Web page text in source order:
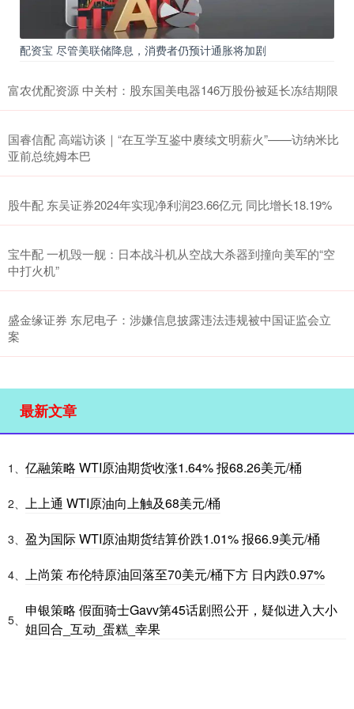
配资宝 尽管美联储降息，消费者仍预计通胀将加剧
富农优配资源 中关村：股东国美电器146万股份被延长冻结期限
国睿信配 高端访谈｜“在互学互鉴中赓续文明薪火”——访纳米比
亚前总统姆本巴
股牛配 东吴证券2024年实现净利润23.66亿元 同比增长18.19%
宝牛配 一机毁一舰：日本战斗机从空战大杀器到撞向美军的“空
中打火机”
盛金缘证券 东尼电子：涉嫌信息披露违法违规被中国证监会立
案
最新文章
1、 亿融策略 WTI原油期货收涨1.64% 报68.26美元/桶
2、 上上通 WTI原油向上触及68美元/桶
3、 盈为国际 WTI原油期货结算价跌1.01% 报66.9美元/桶
4、 上尚策 布伦特原油回落至70美元/桶下方 日内跌0.97%
5、
申银策略 假面骑士Gavv第45话剧照公开，疑似进入大小
姐回合_互动_蛋糕_幸果